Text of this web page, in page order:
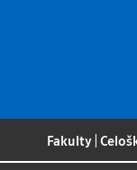
Fakulty |